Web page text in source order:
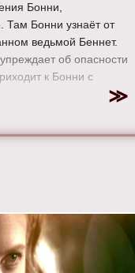
Бонни,
Там Бонни узнаёт от
ведьмой Беннет.
об опасности
к Бонни с
Стивен Р. Маккуин,
или телевизоре на